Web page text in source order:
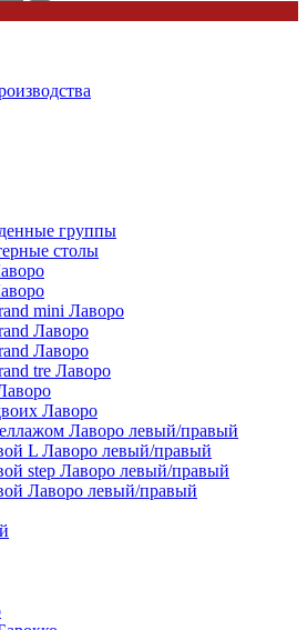
группы
столы
mini Лаворо
Лаворо
Лаворо
tre Лаворо
Лаворо
Лаворо левый/правый
L Лаворо левый/правый
step Лаворо левый/правый
Лаворо левый/правый